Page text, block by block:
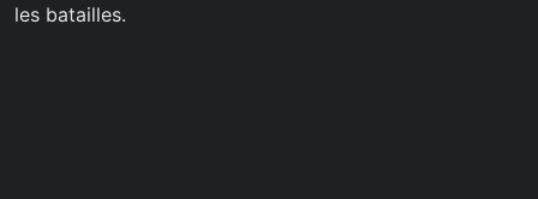
les batailles.